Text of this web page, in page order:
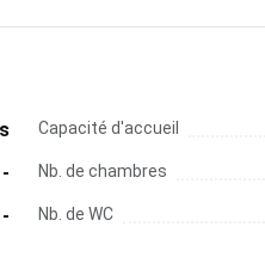
Capacité d'accueil
- Nb. de chambres
- Nb. de WC